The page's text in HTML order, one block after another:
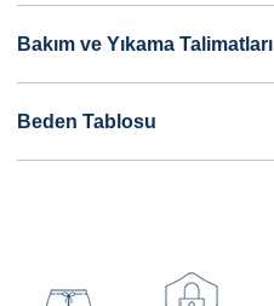
Bakım ve Yıkama Talimatları
Beden Tablosu